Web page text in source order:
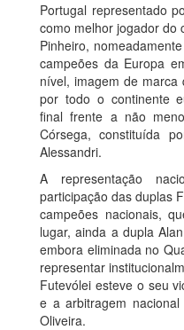
Portugal representado
como melhor jogador do
Pinheiro,
campeões da Europa
nível, imagem de
por todo o continente
final frente a não
Córsega, constituída
Alessandri.
A representação
participação das duplas
campeões nacionais,
lugar, ainda a dupla
embora eliminada no
representar
Futevólei esteve o seu
e a arbitragem
Oliveira.